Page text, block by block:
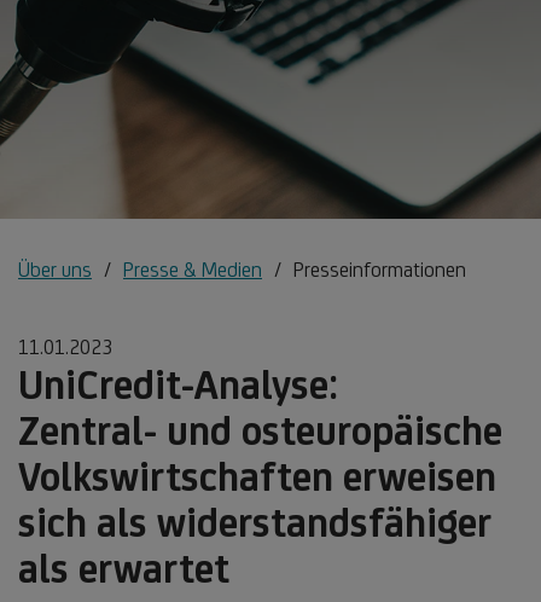
Über uns Presse & Medien Presseinformationen
11.01.2023
UniCredit-Analyse:
Zentral- und osteuropäische
Volkswirtschaften erweisen
sich als widerstandsfähiger
als erwartet